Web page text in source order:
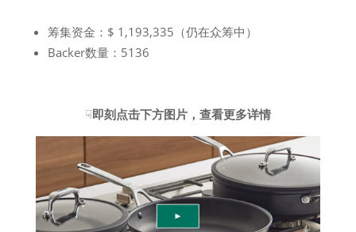
筹集资金：$ 1,193,335（仍在众筹中）
Backer数量：5136
☟即刻点击下方图片，查看更多详情